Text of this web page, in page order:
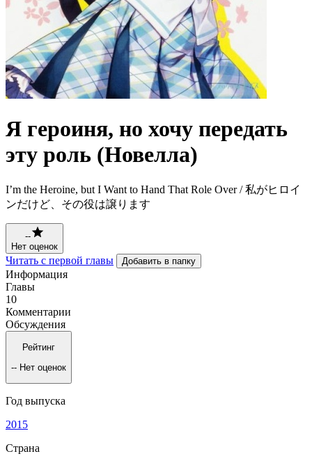
Я героиня, но хочу передать
эту роль (Новелла)
I’m the Heroine, but I Want to Hand That Role Over / 私がヒロイ
ンだけど、その役は譲ります
--
Нет оценок
Читать с первой главы Добавить в папку
Информация
Главы
10
Комментарии
Обсуждения
Рейтинг
-- Нет оценок
Год выпуска
2015
Страна